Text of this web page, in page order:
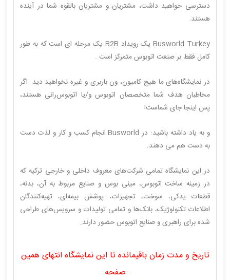
دسترسی خواهید داشت، مشتریان و مشتریان بالقوه شما در آینده
هستند.
Busworld Turkey یک رویداد B2B یک مرحله ای است که به طور
کامل فقط بر صنعت اتوبوس متمرکز است .
در نمایشگاه‌های ما هیچ کامیون، ون باربری و غیره نخواهید دید. اگر
مخاطبان هدف شما متخصصان اتوبوس و/یا اتوبوس‌رانی هستند،
پس اینجا جای شماست!
و به یاد داشته باشید: در Busworld انجام کسب و کار و لذت دست
به دست هم می دهند.
در این نمایشگاه تمامی شرکت‌های معروف داخلی و خارجی ترکیه که
در زمینه ساخت اتوبوس، مینی بوس و صنایع مربوط به آن، بدنه،
قطعات یدکی، سوخت، تجهیزات، پوشش بیمه‌ای، تهیه‌کنندگان
اطلاعات تکنولوژیک، بانک‌ها و تمامی تولیدات و سرویس‌های طراحی
شده برای راهبری و صنایع اتوبوس حضور دارند.
تاریخ و مدت زمان باقیمانده تا این نمایشگاه انتهای همین
صفحه